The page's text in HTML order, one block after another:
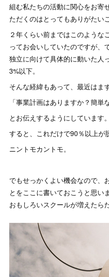
組む私たちの活動に関心をお寄
ただくのはとってもありがたい
２年くらい前まではこのような
ってお会いしていたのですが、
独立に向けて具体的に動いた人
3%以下。
そんな経緯もあって、最近はま
「事業計画はありますか？簡単
とお伝えするようにしています。
すると、これだけで90％以上が
ニントモカントモ。
でもせっかくよい機会なので、
とをここに書いておこうと思い
おもしろいスクールが増えたら